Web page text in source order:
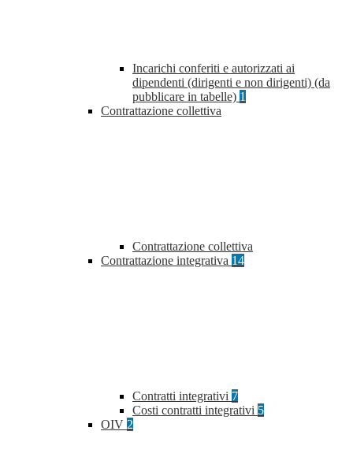
Incarichi conferiti e autorizzati ai
dipendenti (dirigenti e non dirigenti) (da
pubblicare in tabelle) 1
Contrattazione collettiva
Contrattazione collettiva
Contrattazione integrativa 14
Contratti integrativi 7
Costi contratti integrativi 5
OIV 2